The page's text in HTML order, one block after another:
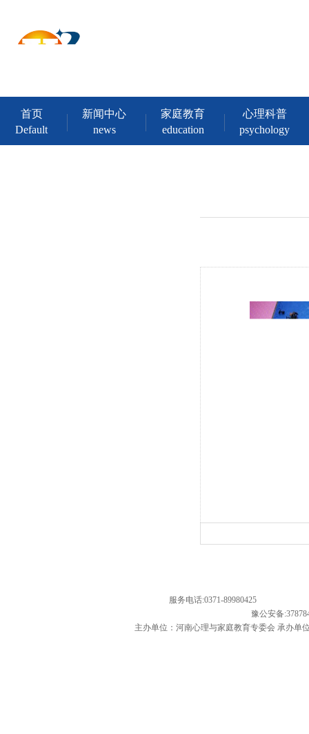
首页
Default
新闻中心
news
家庭教育
education
心理科普
psychology
服务电话:0371-89980425
豫公安备
主办单位：河南心理与家庭教育专委会 承办单